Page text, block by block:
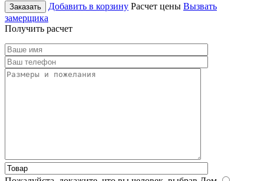
Заказать Добавить в корзину Расчет цены Вызвать
замерщика
Получить расчет